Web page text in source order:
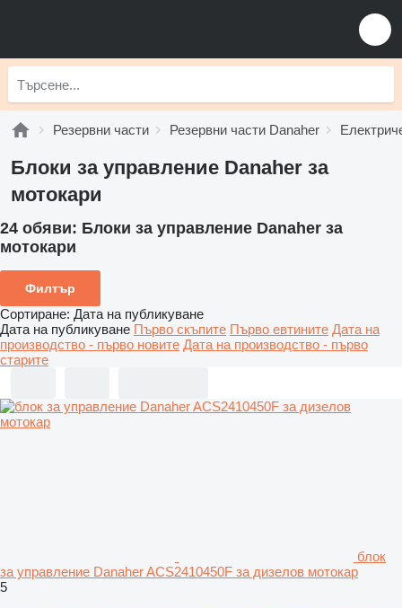
Резервни части Резервни части Danaher
Блоки за управление Danaher за
мотокари
24 обяви: Блоки за управление Danaher за
мотокари
Филтър
Сортиране: Дата на публикуване
Дата на публикуване Първо скъпите Първо евтините Дата на
производство - първо новите Дата на производство - първо
старите
блок
за управление Danaher ACS2410450F за дизелов мотокар
5